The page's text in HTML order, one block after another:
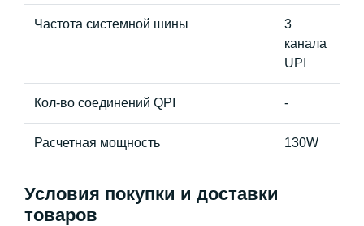
Частота системной шины
3
канала
UPI
Кол-во соединений QPI -
Расчетная мощность 130W
Условия покупки и доставки
товаров